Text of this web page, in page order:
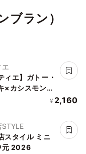
ブラン）
エ
ィエ】ガトー・
×カシスモンブ
¥ 2,160
スタイル ミニ
元 2026